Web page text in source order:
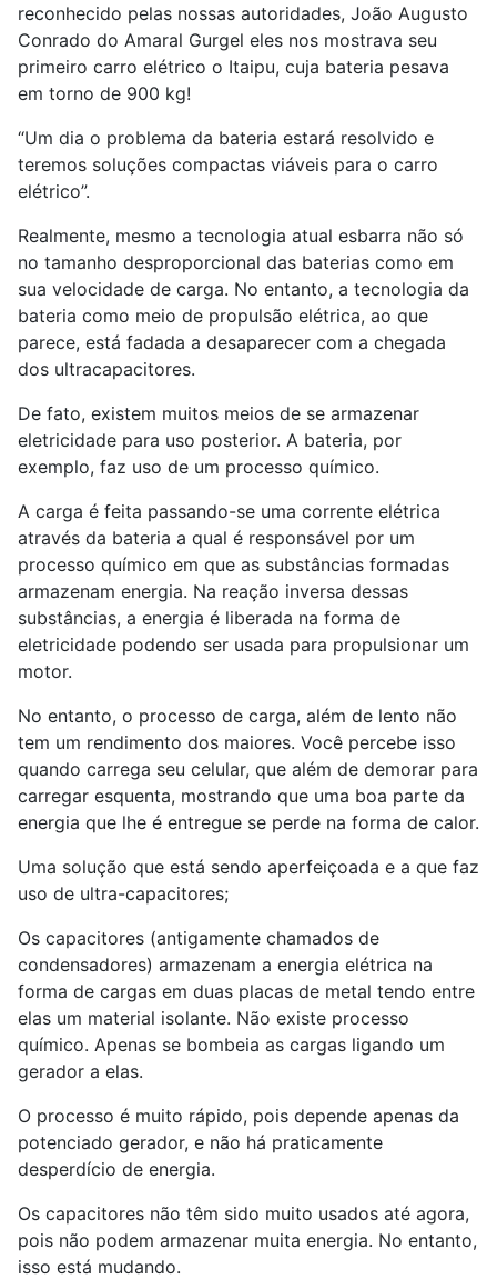
reconhecido pelas nossas autoridades, João Augusto
Conrado do Amaral Gurgel eles nos mostrava seu
primeiro carro elétrico o Itaipu, cuja bateria pesava
em torno de 900 kg!
“Um dia o problema da bateria estará resolvido e
teremos soluções compactas viáveis para o carro
elétrico”.
Realmente, mesmo a tecnologia atual esbarra não só
no tamanho desproporcional das baterias como em
sua velocidade de carga. No entanto, a tecnologia da
bateria como meio de propulsão elétrica, ao que
parece, está fadada a desaparecer com a chegada
dos ultracapacitores.
De fato, existem muitos meios de se armazenar
eletricidade para uso posterior. A bateria, por
exemplo, faz uso de um processo químico.
A carga é feita passando-se uma corrente elétrica
através da bateria a qual é responsável por um
processo químico em que as substâncias formadas
armazenam energia. Na reação inversa dessas
substâncias, a energia é liberada na forma de
eletricidade podendo ser usada para propulsionar um
motor.
No entanto, o processo de carga, além de lento não
tem um rendimento dos maiores. Você percebe isso
quando carrega seu celular, que além de demorar para
carregar esquenta, mostrando que uma boa parte da
energia que lhe é entregue se perde na forma de calor.
Uma solução que está sendo aperfeiçoada e a que faz
uso de ultra-capacitores;
Os capacitores (antigamente chamados de
condensadores) armazenam a energia elétrica na
forma de cargas em duas placas de metal tendo entre
elas um material isolante. Não existe processo
químico. Apenas se bombeia as cargas ligando um
gerador a elas.
O processo é muito rápido, pois depende apenas da
potenciado gerador, e não há praticamente
desperdício de energia.
Os capacitores não têm sido muito usados até agora,
pois não podem armazenar muita energia. No entanto,
isso está mudando.